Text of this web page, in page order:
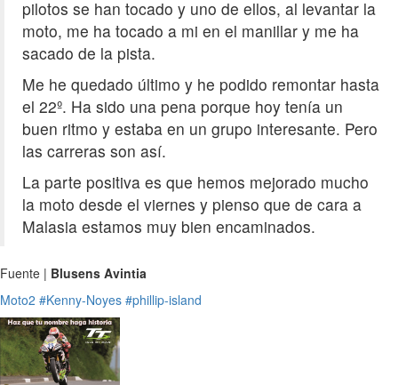
pilotos se han tocado y uno de ellos, al levantar la
moto, me ha tocado a mi en el manillar y me ha
sacado de la pista.
Me he quedado último y he podido remontar hasta
el 22º. Ha sido una pena porque hoy tenía un
buen ritmo y estaba en un grupo interesante. Pero
las carreras son así.
La parte positiva es que hemos mejorado mucho
la moto desde el viernes y pienso que de cara a
Malasia estamos muy bien encaminados.
Fuente | Blusens Avintia
Moto2 #Kenny-Noyes #phillip-island